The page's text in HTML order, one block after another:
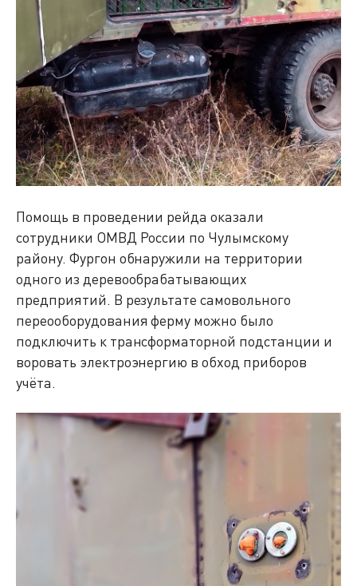
Помощь в проведении рейда оказали
сотрудники ОМВД России по Чулымскому
району. Фургон обнаружили на территории
одного из деревообрабатывающих
предприятий. В результате самовольного
переооборудования ферму можно было
подключить к трансформаторной подстанции и
воровать электроэнергию в обход приборов
учёта.